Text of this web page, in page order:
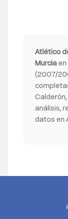
Atlético
Murcia
(2007/
análisis,
datos en